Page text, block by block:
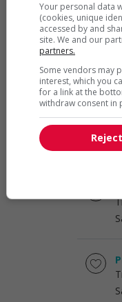
Your personal data
(cookies, unique
accessed by and
site. We and our
partners.
Some vendors may
interest, which you
for a link at the
withdraw consent in
Reject